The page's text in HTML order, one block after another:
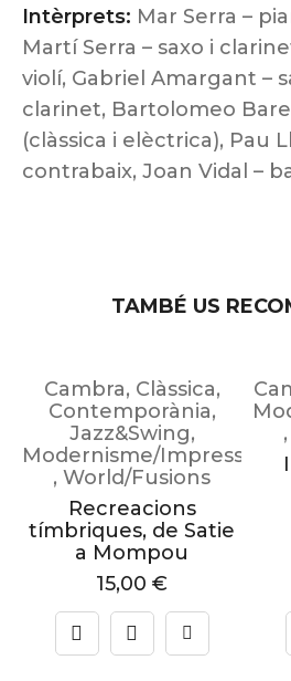
Intèrprets: Mar Serra –
Martí Serra – saxo i
violí, Gabriel Amargant –
clarinet, Bartolomeo
(clàssica i elèctrica), Pau
contrabaix, Joan Vidal –
TAMBÉ US
Cambra, Clàssica,
Contemporània,
Jazz&Swing,
Modernisme/
, World/Fusions
Recreacions
tímbriques, de Satie
a Mompou
15,00 €
,